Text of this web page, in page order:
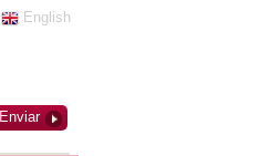
English
Enviar